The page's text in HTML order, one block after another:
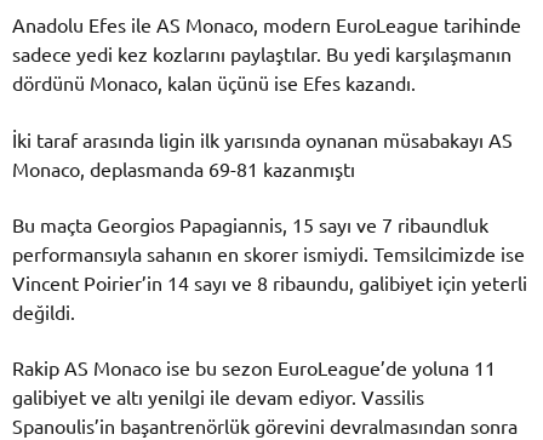
Anadolu Efes ile AS Monaco, modern EuroLeague tarihinde
sadece yedi kez kozlarını paylaştılar. Bu yedi karşılaşmanın
dördünü Monaco, kalan üçünü ise Efes kazandı.
İki taraf arasında ligin ilk yarısında oynanan müsabakayı AS
Monaco, deplasmanda 69-81 kazanmıştı
Bu maçta Georgios Papagiannis, 15 sayı ve 7 ribaundluk
performansıyla sahanın en skorer ismiydi. Temsilcimizde ise
Vincent Poirier’in 14 sayı ve 8 ribaundu, galibiyet için yeterli
değildi.
Rakip AS Monaco ise bu sezon EuroLeague’de yoluna 11
galibiyet ve altı yenilgi ile devam ediyor. Vassilis
Spanoulis’in başantrenörlük görevini devralmasından sonra